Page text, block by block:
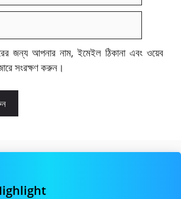
জন্য আপনার নাম, ইমেইল ঠিকানা এবং ওয়েব
সংরক্ষণ করুন।